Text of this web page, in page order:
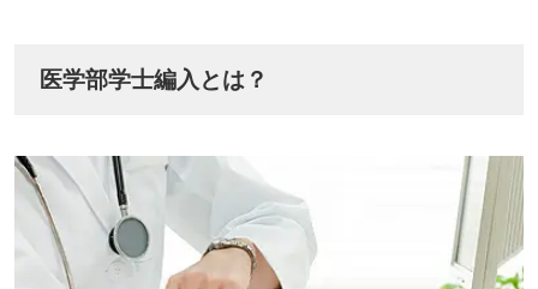
医学部学士編入とは？